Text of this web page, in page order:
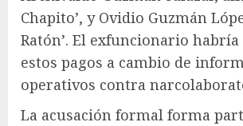
Chapito’, y Ovidio Guzmán
Ratón’. El exfuncionario
estos pagos a cambio de
operativos contra
La acusación formal forma